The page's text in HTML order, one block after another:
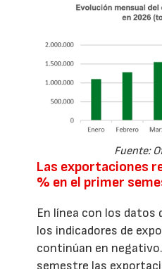
Fuente:
Las exportaciones
% en el primer
En línea con los datos
los indicadores de
continúan en
semestre las